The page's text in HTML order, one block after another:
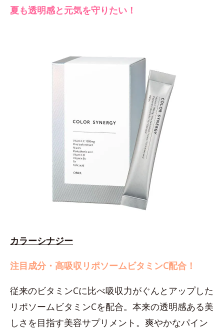
夏も透明感と元気を守りたい！
カラーシナジー
注目成分・高吸収リポソームビタミンC配合！
従来のビタミンCに比べ吸収力がぐんとアップした
リポソームビタミンCを配合。本来の透明感ある美
しさを目指す美容サプリメント。爽やかなパイン